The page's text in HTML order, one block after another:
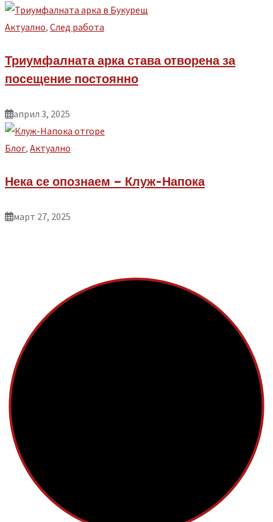
Aктуално, След работа
Триумфалната арка става отворена за
посещение постоянно
април 3, 2025
Блог, Aктуално
Нека се опознаем – Клуж-Напока
март 27, 2025